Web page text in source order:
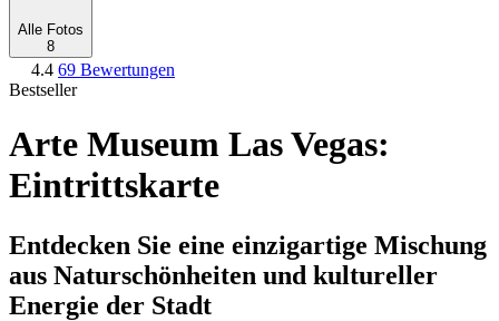
Alle Fotos
8
4.4 69 Bewertungen
Bestseller
Arte Museum Las Vegas:
Eintrittskarte
Entdecken Sie eine einzigartige Mischung
aus Naturschönheiten und kultureller
Energie der Stadt